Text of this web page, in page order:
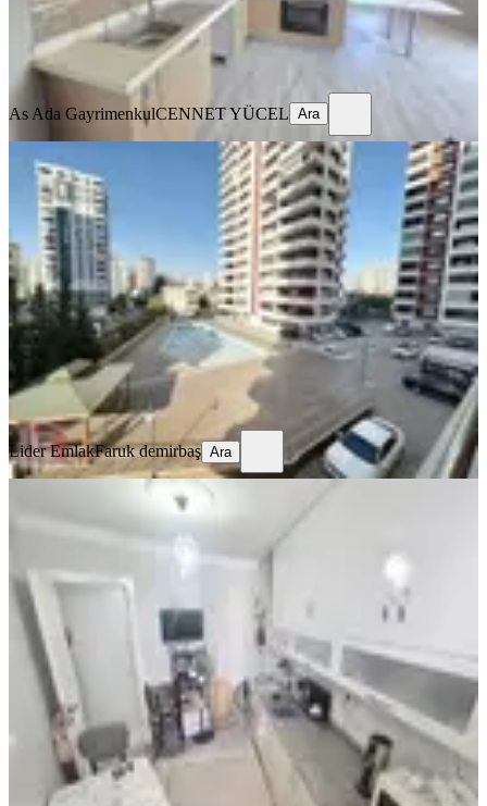
As Ada GayrimenkulCENNET YÜCEL
Ara
As Ada GayrimenkulCENNET YÜCEL Ara
30 Bin Kira Getirili Havuz Güvenlik
Ful Yapılı Çok Geniş 1+1
Seyhan, Pınar Mahallesi
1+1·75 m²·1. Kat·07.08.2026
3.390.000 ₺
Lider EmlakFaruk demirbaş
Lider EmlakFaruk demirbaş Ara
Sevenler Pas.civ.sitede İçi Yapılı
K.mutfak 3+1 Ext.daire Kaçmaz
Seyhan, Pınar Mahallesi
3+1·170 m² 4. Kat
3.730.000 ₺
LİSANS GAYRİMENKUL ERHAN İZZET KUZEY